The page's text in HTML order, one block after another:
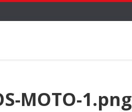
MOTO-1.png